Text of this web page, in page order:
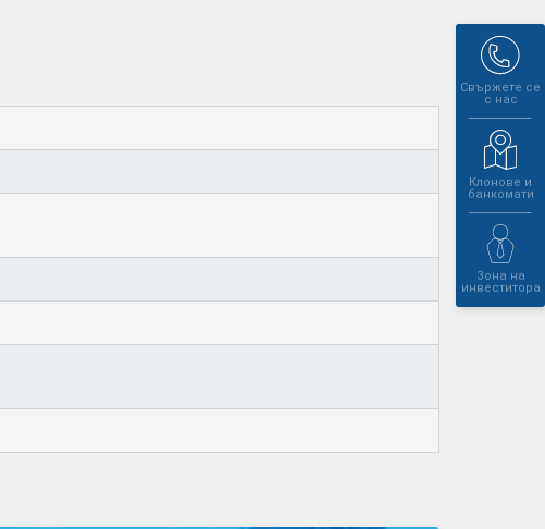
Свържете се
с нас
Клонове и
банкомати
Зона на
инвеститора